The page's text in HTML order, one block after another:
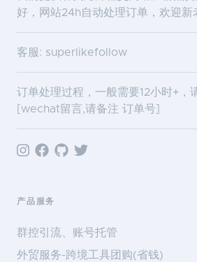
好，网站24h自动处理订单，欢迎新
客服: superlikefollow
订单处理过程，一般需要12小时+，
[wechat留言,请备注 订单号]
产品服务
群控引流、账号托管
外贸服务-跨境工具团购(省钱)